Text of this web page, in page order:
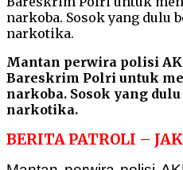
Mantan perwira polisi
Bareskrim Polri untuk
narkoba. Sosok yang
narkotika.
BERITA PATROLI –